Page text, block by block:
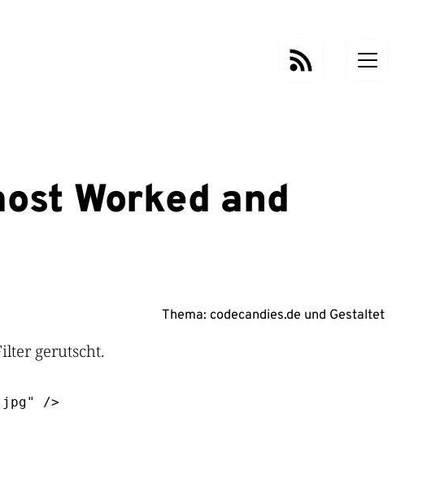
Worked and
Thema:codecandies.de und Gestaltet
gerutscht.
"
/>